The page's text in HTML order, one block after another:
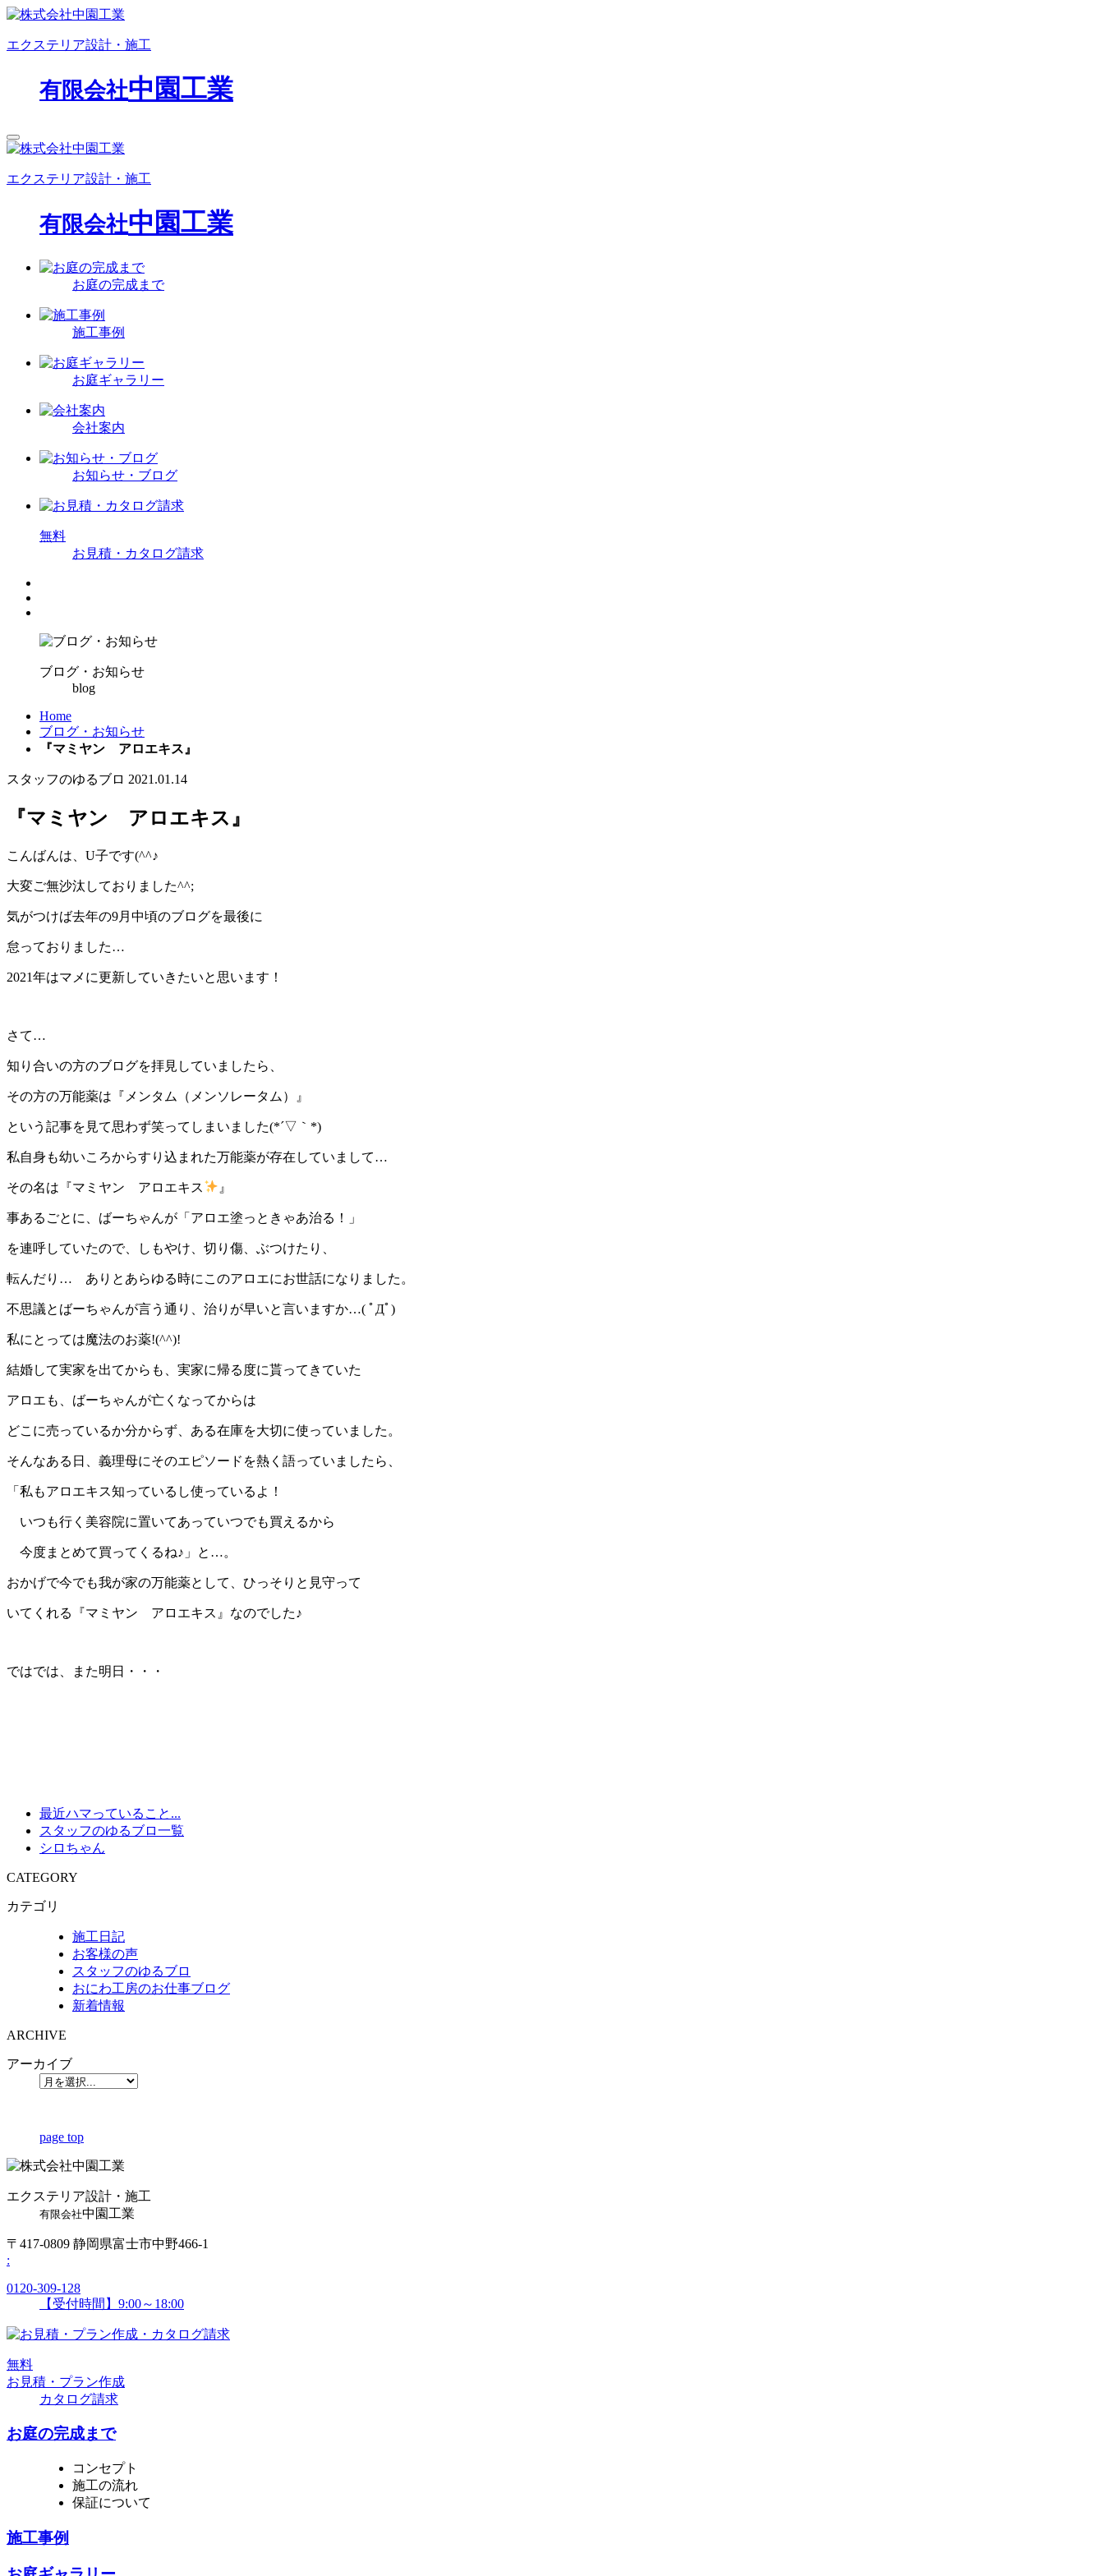
エクステリア設計・施工
有限会社中園工業
エクステリア設計・施工
有限会社中園工業
お庭の完成まで
施工事例
お庭ギャラリー
会社案内
お知らせ・ブログ
無料
お見積・カタログ請求
ブログ・お知らせ
blog
Home
ブログ・お知らせ
『マミヤン アロエキス』
スタッフのゆるブロ 2021.01.14
『マミヤン アロエキス』
こんばんは、U子です(^^♪
大変ご無沙汰しておりました^^;
気がつけば去年の9月中頃のブログを最後に
怠っておりました…
2021年はマメに更新していきたいと思います！
さて…
知り合いの方のブログを拝見していましたら、
その方の万能薬は『メンタム（メンソレータム）』
という記事を見て思わず笑ってしまいました(*´▽｀*)
私自身も幼いころからすり込まれた万能薬が存在していまして…
その名は『マミヤン アロエキス 』
事あるごとに、ばーちゃんが「アロエ塗っときゃあ治る！」
を連呼していたので、しもやけ、切り傷、ぶつけたり、
転んだり… ありとあらゆる時にこのアロエにお世話になりました。
不思議とばーちゃんが言う通り、治りが早いと言いますか…( ﾟДﾟ)
私にとっては魔法のお薬!(^^)!
結婚して実家を出てからも、実家に帰る度に貰ってきていた
アロエも、ばーちゃんが亡くなってからは
どこに売っているか分からず、ある在庫を大切に使っていました。
そんなある日、義理母にそのエピソードを熱く語っていましたら、
「私もアロエキス知っているし使っているよ！
いつも行く美容院に置いてあっていつでも買えるから
今度まとめて買ってくるね♪」と…。
おかげで今でも我が家の万能薬として、ひっそりと見守って
いてくれる『マミヤン アロエキス』なのでした♪
ではでは、また明日・・・
最近ハマっていること...
スタッフのゆるブロ一覧
シロちゃん
CATEGORY
カテゴリ
施工日記
お客様の声
スタッフのゆるブロ
おにわ工房のお仕事ブログ
新着情報
ARCHIVE
アーカイブ
page top
エクステリア設計・施工
有限会社中園工業
〒417-0809 静岡県富士市中野466-1
:
0120-309-128
【受付時間】9:00～18:00
無料
お見積・プラン作成
カタログ請求
お庭の完成まで
コンセプト
施工の流れ
保証について
施工事例